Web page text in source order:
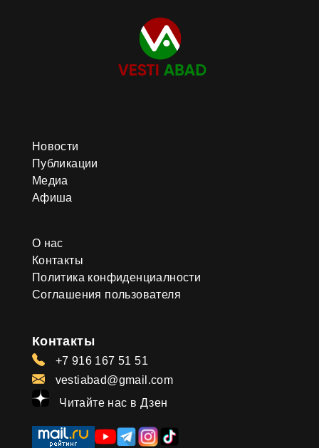
Новости
Публикации
Медиа
Афиша
О нас
Контакты
Политика конфиденциалности
Соглашения пользователя
Контакты
+7 916 167 51 51
vestiabad@gmail.com
Читайте нас в Дзен